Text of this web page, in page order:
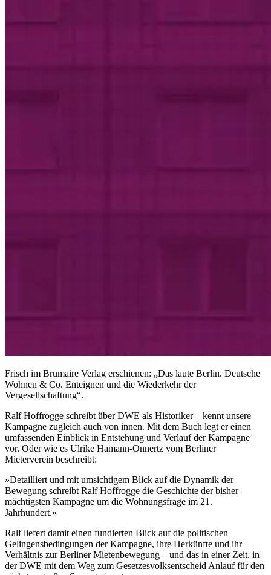
Frisch im Brumaire Verlag erschienen: „Das laute Berlin. Deutsche
Wohnen & Co. Enteignen und die Wiederkehr der
Vergesellschaftung“.
Ralf Hoffrogge schreibt über DWE als Historiker – kennt unsere
Kampagne zugleich auch von innen. Mit dem Buch legt er einen
umfassenden Einblick in Entstehung und Verlauf der Kampagne
vor. Oder wie es Ulrike Hamann-Onnertz vom Berliner
Mieterverein beschreibt:
»Detailliert und mit umsichtigem Blick auf die Dynamik der
Bewegung schreibt Ralf Hoffrogge die Geschichte der bisher
mächtigsten Kampagne um die Wohnungsfrage im 21.
Jahrhundert.«
Ralf liefert damit einen fundierten Blick auf die politischen
Gelingensbedingungen der Kampagne, ihre Herkünfte und ihr
Verhältnis zur Berliner Mietenbewegung – und das in einer Zeit, in
der DWE mit dem Weg zum Gesetzesvolksentscheid Anlauf für den